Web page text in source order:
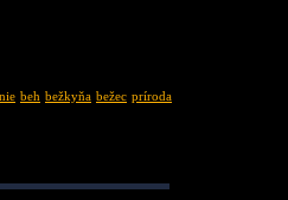
beh bežkyňa bežec príroda